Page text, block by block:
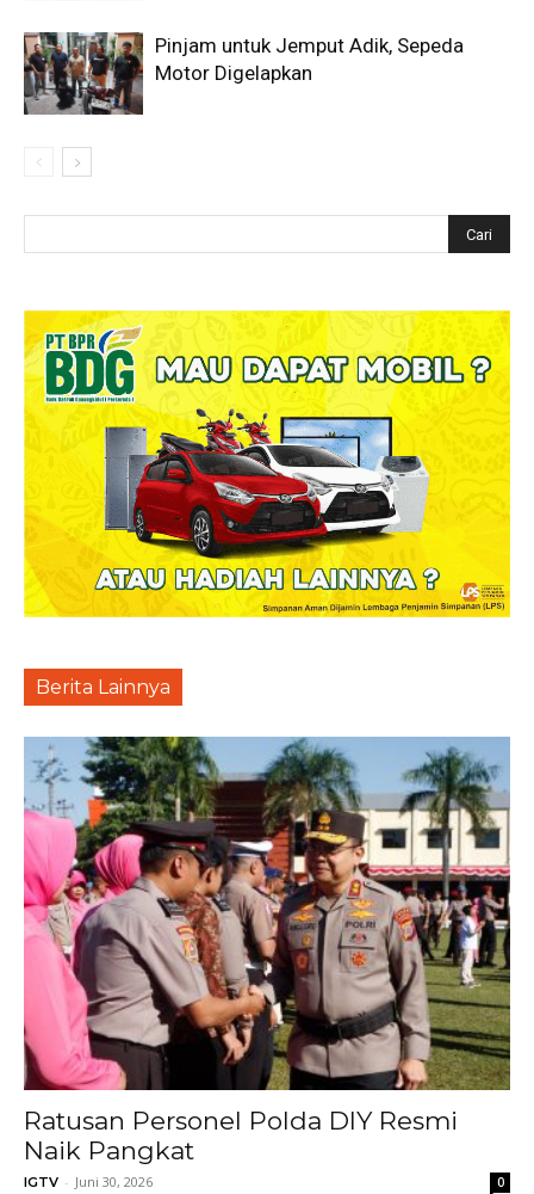
Pinjam untuk Jemput Adik, Sepeda
Motor Digelapkan
Berita Lainnya
Ratusan Personel Polda DIY Resmi
Naik Pangkat
IGTV - Juni 30, 2026 0